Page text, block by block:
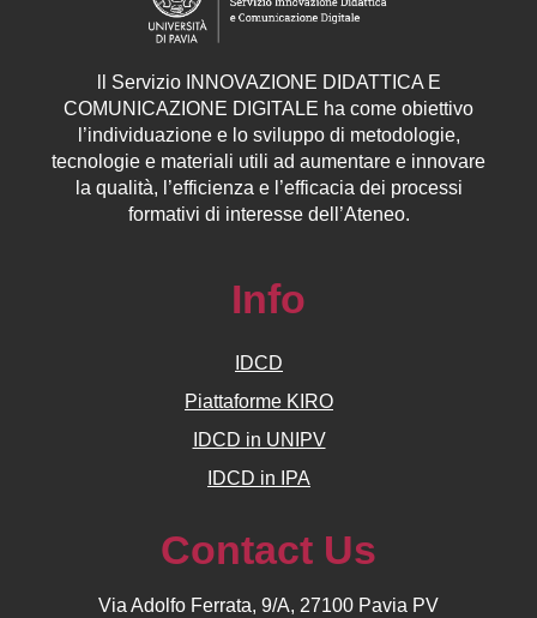
Servizio INNOVAZIONE DIDATTICA E
COMUNICAZIONE DIGITALE ha come obiettivo
l’individuazione e lo sviluppo di metodologie,
tecnologie e materiali utili ad aumentare e innovare
la qualità, l’efficienza e l’efficacia dei processi
formativi di interesse dell’Ateneo.
Info
IDCD
Piattaforme KIRO
IDCD in UNIPV
IDCD in IPA
Contact Us
Via Adolfo Ferrata, 9/A, 27100 Pavia PV